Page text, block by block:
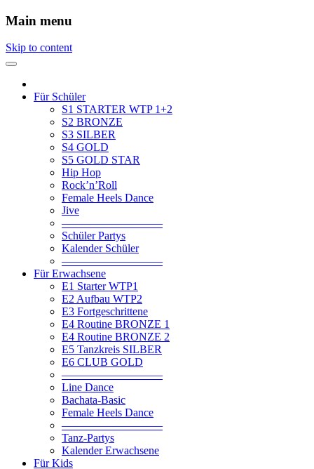
Main menu
Skip to content
Für Schüler
S1 STARTER WTP 1+2
S2 BRONZE
S3 SILBER
S4 GOLD
S5 GOLD STAR
Hip Hop
Rock’n’Roll
Female Heels Dance
Jive
—————————
Schüler Partys
Kalender Schüler
—————————
Für Erwachsene
E1 Starter WTP1
E2 Aufbau WTP2
E3 Fortgeschrittene
E4 Routine BRONZE 1
E4 Routine BRONZE 2
E5 Tanzkreis SILBER
E6 CLUB GOLD
—————————
Line Dance
Bachata-Basic
Female Heels Dance
—————————
Tanz-Partys
Kalender Erwachsene
Für Kids